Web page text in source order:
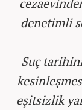
denetimli
Suç
eşitsizlik